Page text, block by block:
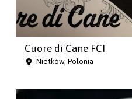
Cuore di Cane FCI
Nietków, Polonia